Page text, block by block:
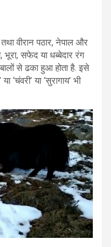
वीरान पठार, नेपाल और
भूरा, सफेद या धब्बेदार रंग
से ढका हुआ होता है. इसे
या ‘सुरागाय’ भी